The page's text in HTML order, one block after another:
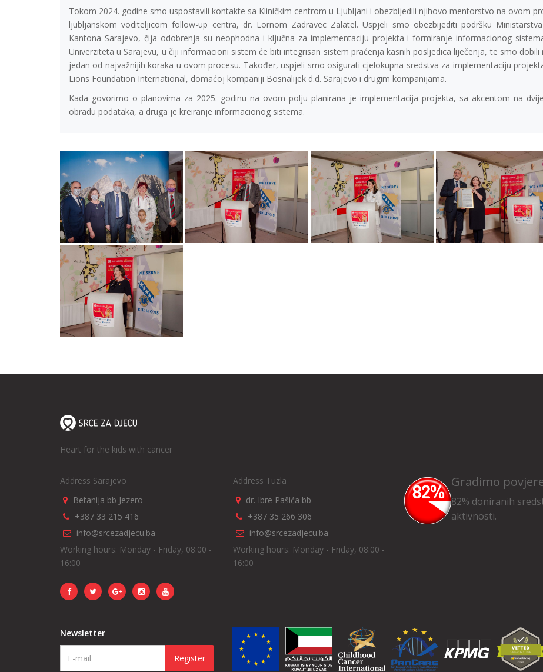
Tokom 2024. godine smo uspostavili kontakte sa Kliničkim centrom u Ljubljani i obezbijedili njihovo mentorstvo na ovom
ljubljanskom voditeljicom follow-up centra, dr. Lornom Zadravec Zalatel. Uspjeli smo obezbijediti podršku
Kantona Sarajevo, čija odobrenja su neophodna i ključna za implementaciju projekta i formiranje informacionog
Univerziteta u Sarajevu, u čiji informacioni sistem će biti integrisan sistem praćenja kasnih posljedica liječenja, te smo
jedan od najvažnijih koraka u ovom procesu. Također, uspjeli smo osigurati cjelokupna sredstva za implementaciju
Lions Foundation International, domaćoj kompaniji Bosnalijek d.d. Sarajevo i drugim kompanijama.
Kada govorimo o planovima za 2025. godinu na ovom polju planirana je implementacija projekta, sa akcentom na
obradu podataka, a druga je kreiranje informacionog sistema.
Heart for the kids with cancer
Address Sarajevo
Betanija bb Jezero
+387 33 215 416
info@srcezadjecu.ba
Working hours: Monday - Friday, 08:00 -
16:00
Address Tuzla
dr. Ibre Pašića bb
+387 35 266 306
info@srcezadjecu.ba
Working hours: Monday - Friday, 08:00 -
16:00
Gradimo
82% doniranih
aktivnosti.
Newsletter
Register